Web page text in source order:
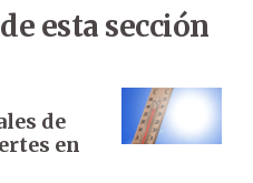
esta sección
de
en